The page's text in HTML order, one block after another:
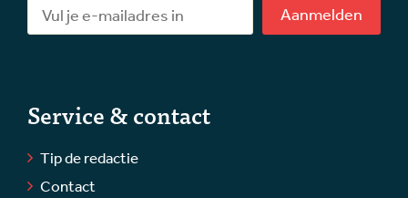
Aanmelden
Service & contact
Tip de redactie
Contact